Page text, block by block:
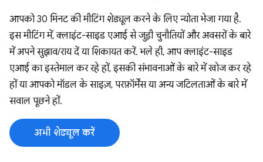
आपको 30 मिनट की मीटिंग शेड्यूल करने के लिए न्योता भेजा गया है.
इस मीटिंग में, क्लाइंट-साइड एआई से जुड़ी चुनौतियों और अवसरों के बारे
में अपने सुझाव/राय दें या शिकायत करें. भले ही, आप क्लाइंट-साइड
एआई का इस्तेमाल कर रहे हों, इसकी संभावनाओं के बारे में खोज कर रहे
हों या आपको मॉडल के साइज़, परफ़ॉर्मेंस या अन्य जटिलताओं के बारे में
सवाल पूछने हों.
अभी शेड्यूल करें